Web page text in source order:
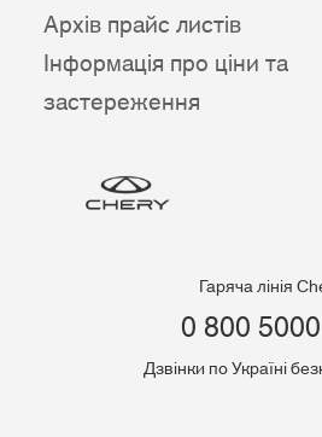
Архів прайс листів
Інформація про ціни та
застереження
Гаряча лінія
0 800
Дзвінки по Україні